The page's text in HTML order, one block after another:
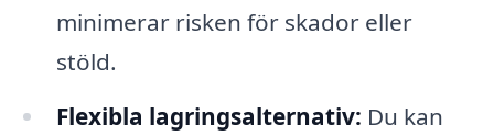
minimerar risken för skador eller
stöld.
Flexibla lagringsalternativ: Du kan